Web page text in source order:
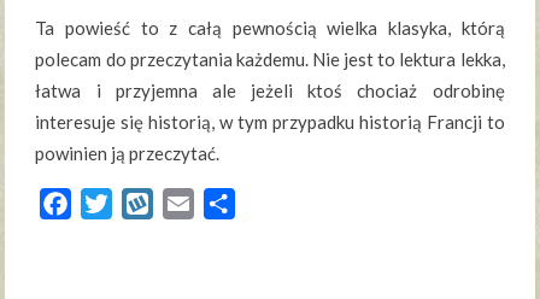
Ta powieść to z całą pewnością wielka klasyka, którą
polecam do przeczytania każdemu. Nie jest to lektura lekka,
łatwa i przyjemna ale jeżeli ktoś chociaż odrobinę
interesuje się historią, w tym przypadku historią Francji to
powinien ją przeczytać.
FacebookTwitterWykopEmail